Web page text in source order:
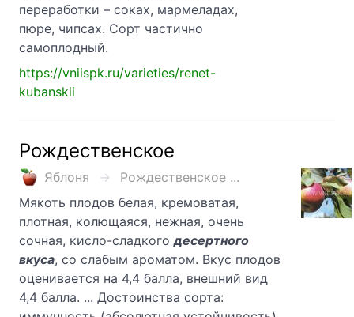
переработки – соках, мармеладах,
пюре, чипсах. Сорт частично
самоплодный.
https://vniispk.ru/varieties/renet-
kubanskii
Рождественское
Яблоня
Рождественское ...
Мякоть плодов белая, кремоватая,
плотная, колющаяся, нежная, очень
сочная, кисло-сладкогодесертного
вкуса, со слабым ароматом. Вкус плодов
оценивается на 4,4 балла, внешний вид
4,4 балла. ... Достоинства сорта: